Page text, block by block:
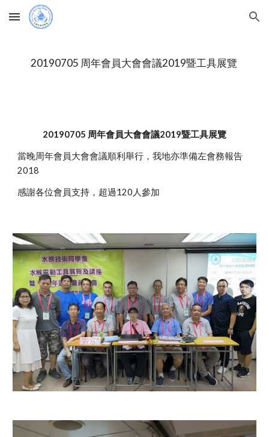
Skip to main content Skip to navigation
20190705 周年會員大會會議2019暨工具展覽
20190705 周年會員大會會議2019暨工具展覽
當晚周年會員大會會議順利舉行，我地亦準備左會務報告
2018
感謝各位會員支持，超過120人參加